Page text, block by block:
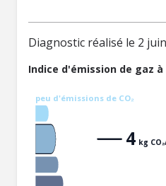
Diagnostic réalisé le 2
Indice d'émission de gaz à
peu d'émissions de CO₂
4 kg